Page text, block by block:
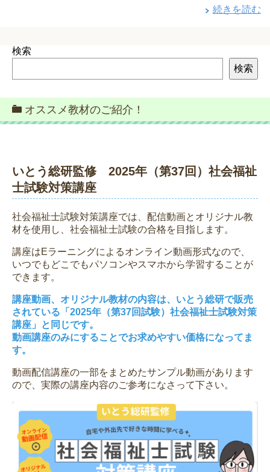
続きを読む
検索
検索
オススメ教材のご紹介！
いとう総研監修 2025年（第37回）社会福祉
士試験対策講座
社会福祉士試験対策講座では、配信動画とオリジナル教
材を使用し、社会福祉士試験の合格を目指します。
講座はEラーニングによるオンライン動画形式なので、
いつでもどこでもパソコンやスマホから学習することが
できます。
講座動画、オリジナル教材の内容は、いとう総研で販売
されている「2025年（第37回試験）社会福祉士試験対策
講座」と同じです。
動画講座のみにすることでお求めやすい価格になってま
す。
動画配信講座の一部をまとめたサンプル動画があります
ので、実際の講座内容のご参考になさって下さい。